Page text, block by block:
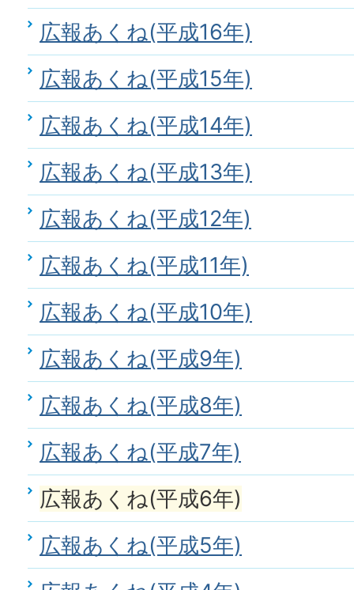
広報あくね(平成16年)
広報あくね(平成15年)
広報あくね(平成14年)
広報あくね(平成13年)
広報あくね(平成12年)
広報あくね(平成11年)
広報あくね(平成10年)
広報あくね(平成9年)
広報あくね(平成8年)
広報あくね(平成7年)
広報あくね(平成6年)
広報あくね(平成5年)